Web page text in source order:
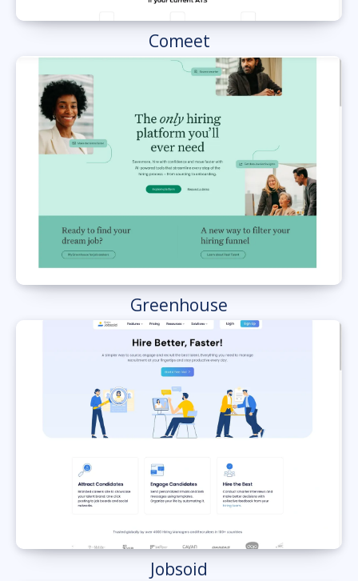
Comeet
Greenhouse
Jobsoid